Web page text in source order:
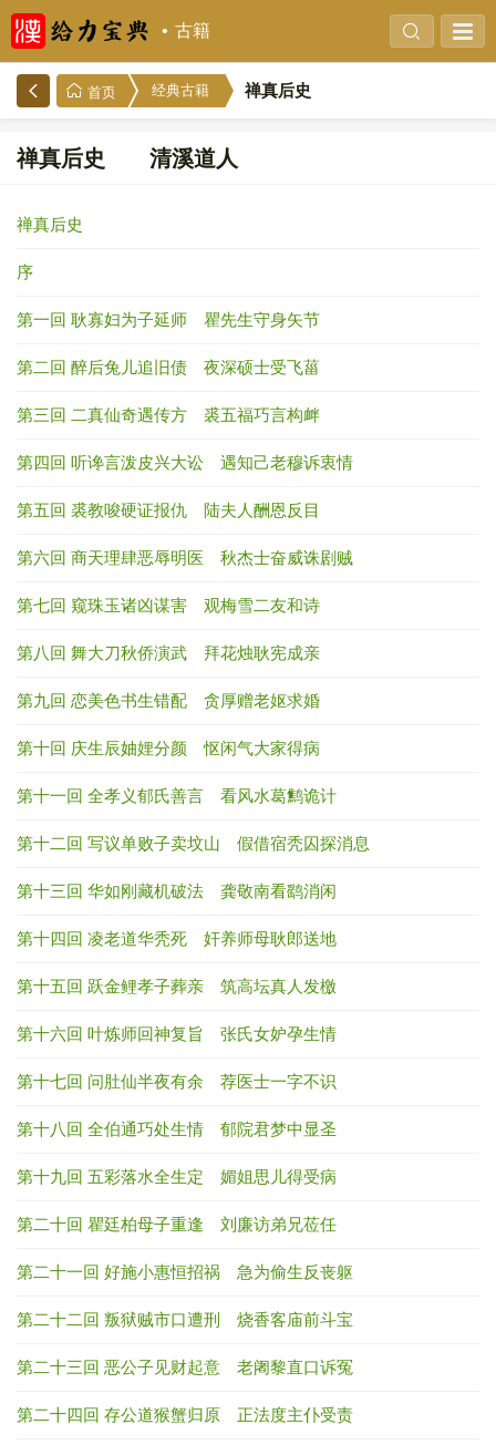
古籍
首页 经典古籍 禅真后史
禅真后史 清溪道人
禅真后史
序
第一回 耿寡妇为子延师 瞿先生守身矢节
第二回 醉后兔儿追旧债 夜深硕士受飞菑
第三回 二真仙奇遇传方 裘五福巧言构衅
第四回 听谗言泼皮兴大讼 遇知己老穆诉衷情
第五回 裘教唆硬证报仇 陆夫人酬恩反目
第六回 商天理肆恶辱明医 秋杰士奋威诛剧贼
第七回 窥珠玉诸凶谋害 观梅雪二友和诗
第八回 舞大刀秋侨演武 拜花烛耿宪成亲
第九回 恋美色书生错配 贪厚赠老妪求婚
第十回 庆生辰妯娌分颜 怄闲气大家得病
第十一回 全孝义郁氏善言 看风水葛鹪诡计
第十二回 写议单败子卖坟山 假借宿秃囚探消息
第十三回 华如刚藏机破法 龚敬南看鹞消闲
第十四回 凌老道华秃死 奸养师母耿郎送地
第十五回 跃金鲤孝子葬亲 筑高坛真人发檄
第十六回 叶炼师回神复旨 张氏女妒孕生情
第十七回 问肚仙半夜有余 荐医士一字不识
第十八回 全伯通巧处生情 郁院君梦中显圣
第十九回 五彩落水全生定 媚姐思儿得受病
第二十回 瞿廷柏母子重逢 刘廉访弟兄莅任
第二十一回 好施小惠恒招祸 急为偷生反丧躯
第二十二回 叛狱贼市口遭刑 烧香客庙前斗宝
第二十三回 恶公子见财起意 老阇黎直口诉冤
第二十四回 存公道猴蟹归原 正法度主仆受责